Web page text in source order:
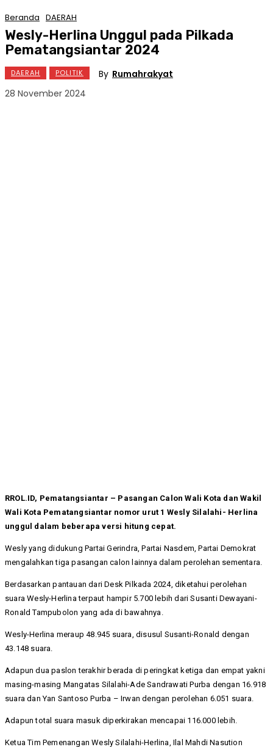
Beranda DAERAH
Wesly-Herlina Unggul pada Pilkada
Pematangsiantar 2024
DAERAH POLITIK By Rumahrakyat
28 November 2024
RROL.ID, Pematangsiantar – Pasangan Calon Wali Kota dan Wakil
Wali Kota Pematangsiantar nomor urut 1 Wesly Silalahi- Herlina
unggul dalam beberapa versi hitung cepat.
Wesly yang didukung Partai Gerindra, Partai Nasdem, Partai Demokrat
mengalahkan tiga pasangan calon lainnya dalam perolehan sementara.
Berdasarkan pantauan dari Desk Pilkada 2024, diketahui perolehan
suara Wesly-Herlina terpaut hampir 5.700 lebih dari Susanti Dewayani-
Ronald Tampubolon yang ada di bawahnya.
Wesly-Herlina meraup 48.945 suara, disusul Susanti-Ronald dengan
43.148 suara.
Adapun dua paslon terakhir berada di peringkat ketiga dan empat yakni
masing-masing Mangatas Silalahi-Ade Sandrawati Purba dengan 16.918
suara dan Yan Santoso Purba – Irwan dengan perolehan 6.051 suara.
Adapun total suara masuk diperkirakan mencapai 116.000 lebih.
Ketua Tim Pemenangan Wesly Silalahi-Herlina, Ilal Mahdi Nasution